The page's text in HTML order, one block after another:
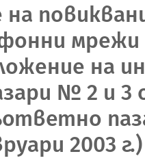
на
мрежи
на
№ 2 и 3
2003 г.)